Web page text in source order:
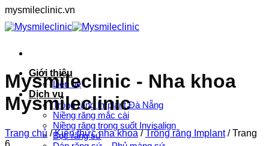
mysmileclinic.vn
qua
nội
Giới thiệu
Liên hệ
Dịch vụ
Trồng răng Implant Đà Nẵng
Niềng răng mắc cài
Niềng răng trong suốt Invisalign
Bọc răng sứ
Mysmileclinic - Nha khoa
Mysmileclinic
Trang chủ /Kiến thức nha khoa/Trồng răng Implant/Trang
6